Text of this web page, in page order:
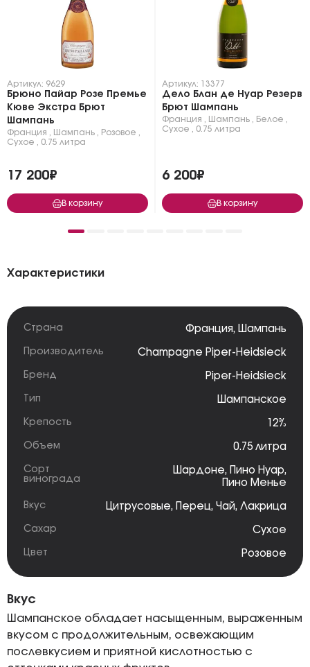
Артикул: 9629
Брюно Пайар Розе Премье
Кюве Экстра Брют
Шампань
Франция Шампань Розовое
Сухое
0.75 литра
17 200₽
В корзину
Артикул: 13377
Дело Блан де Нуар Резерв
Брют Шампань
Франция Шампань Белое
Сухое
0.75 литра
6 200₽
В корзину
Характеристики
Страна Франция, Шампань
Производитель Champagne Piper-Heidsieck
Бренд Piper-Heidsieck
Тип Шампанское
Крепость 12%
Объем 0.75 литра
Сорт
винограда
Шардоне, Пино Нуар,
Пино Менье
Вкус Цитрусовые, Перец, Чай, Лакрица
Сахар Сухое
Цвет Розовое
Вкус
Шампанское обладает насыщенным, выраженным
вкусом с продолжительным, освежающим
послевкусием и приятной кислотностью с